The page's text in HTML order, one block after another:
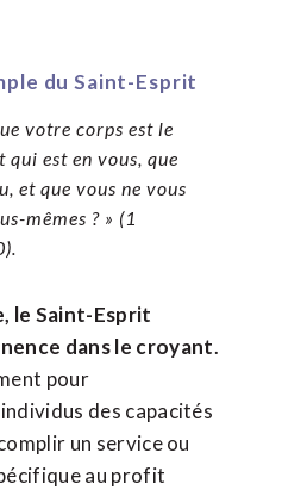
du Saint-Esprit
votre corps est le
est en vous, que
et que vous ne vous
mêmes ? » (1
le Saint-Esprit
dans le croyant.
pour
des capacités
un service ou
au profit